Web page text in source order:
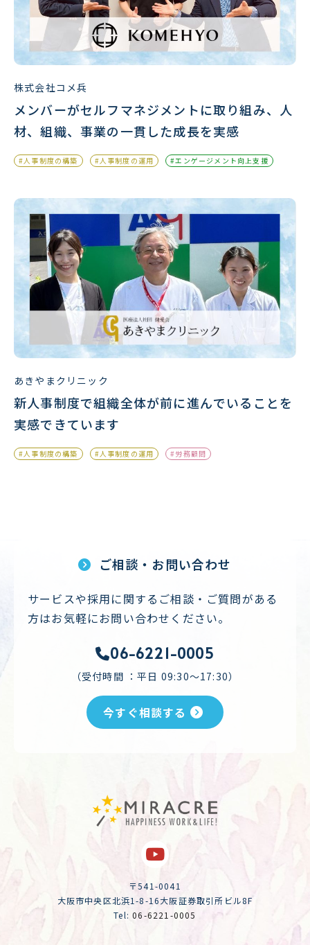
株式会社コメ兵
メンバーがセルフマネジメントに取り組み、人
材、組織、事業の一貫した成長を実感
#人事制度の構築 #人事制度の運用 #エンゲージメント向上支援
あきやまクリニック
新人事制度で組織全体が前に進んでいることを
実感できています
#人事制度の構築 #人事制度の運用 #労務顧問
ご相談・お問い合わせ
サービスや採用に関するご相談・ご質問がある
方はお気軽にお問い合わせください。
06-6221-0005
（受付時間 ：平日 09:30～17:30）
今すぐ相談する
〒541-0041
大阪市中央区北浜1-8-16大阪証券取引所ビル8F
Tel:06-6221-0005